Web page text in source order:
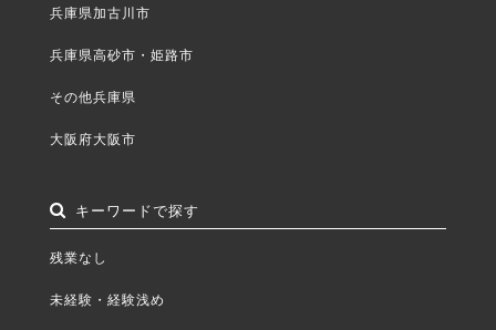
兵庫県加古川市
兵庫県高砂市・姫路市
その他兵庫県
大阪府大阪市
キーワードで探す
残業なし
未経験・経験浅め